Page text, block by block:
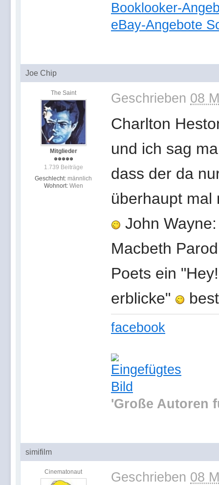
Booklooker-
eBay-Angebote
Joe Chip
The Saint
Mitglieder
1.739 Beiträge
Geschlecht: männlich
Wohnort: Wien
Geschrieben 08
Charlton
und ich sag
dass der da
überhaupt mal
John
Macbeth
Poets ein
erblicke"
facebook
'Große Autoren
simifilm
Cinematonaut Geschrieben 08